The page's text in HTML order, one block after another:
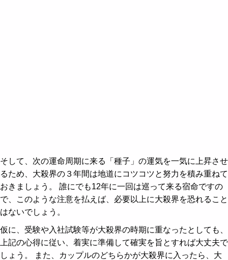
そして、次の運命周期に来る「種子」の運気を一気に上昇させ
るため、大殺界の３年間は地道にコツコツと努力を積み重ねて
おきましょう。 誰にでも12年に一回は巡って来る宿命ですの
で、このような注意を払えば、必要以上に大殺界を恐れること
はないでしょう。
仮に、受験や入社試験等が大殺界の時期に重なったとしても、
上記の心得に従い、着実に準備して確実を旨とすれば大丈夫で
しょう。 また、カップルのどちらかが大殺界に入ったら、大